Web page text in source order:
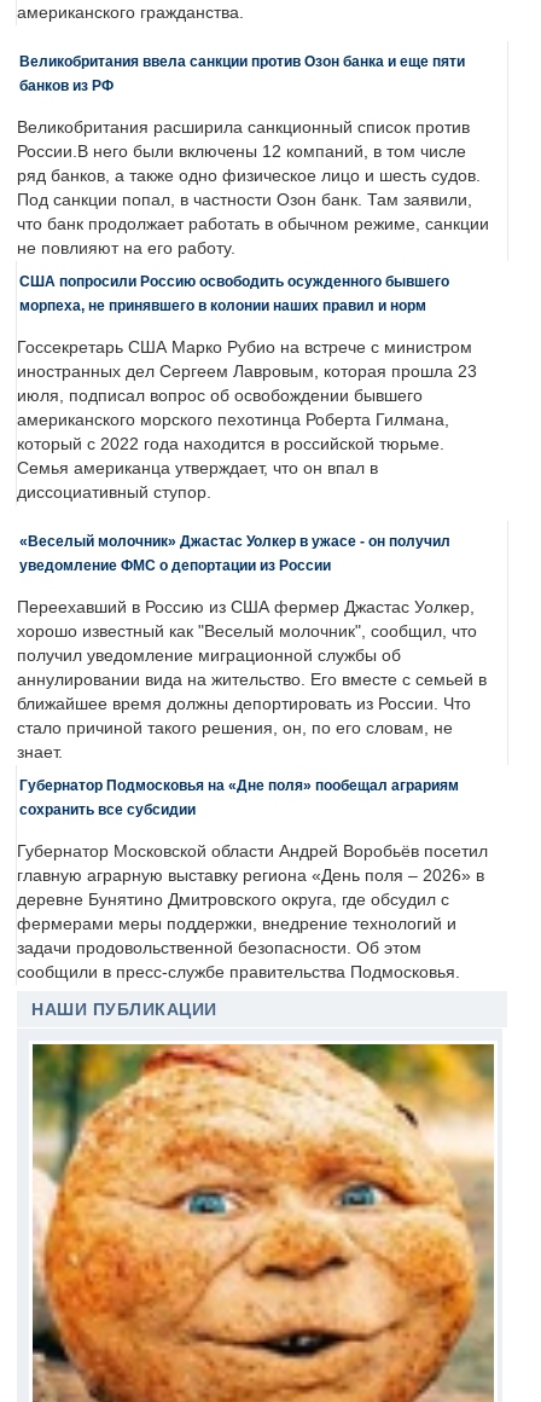
американского гражданства.
Великобритания ввела санкции против Озон банка и еще пяти
банков из РФ
Великобритания расширила санкционный список против
России.В него были включены 12 компаний, в том числе
ряд банков, а также одно физическое лицо и шесть судов.
Под санкции попал, в частности Озон банк. Там заявили,
что банк продолжает работать в обычном режиме, санкции
не повлияют на его работу.
США попросили Россию освободить осужденного бывшего
морпеха, не принявшего в колонии наших правил и норм
Госсекретарь США Марко Рубио на встрече с министром
иностранных дел Сергеем Лавровым, которая прошла 23
июля, подписал вопрос об освобождении бывшего
американского морского пехотинца Роберта Гилмана,
который с 2022 года находится в российской тюрьме.
Семья американца утверждает, что он впал в
диссоциативный ступор.
«Веселый молочник» Джастас Уолкер в ужасе - он получил
уведомление ФМС о депортации из России
Переехавший в Россию из США фермер Джастас Уолкер,
хорошо известный как "Веселый молочник", сообщил, что
получил уведомление миграционной службы об
аннулировании вида на жительство. Его вместе с семьей в
ближайшее время должны депортировать из России. Что
стало причиной такого решения, он, по его словам, не
знает.
Губернатор Подмосковья на «Дне поля» пообещал аграриям
сохранить все субсидии
Губернатор Московской области Андрей Воробьёв посетил
главную аграрную выставку региона «День поля – 2026» в
деревне Бунятино Дмитровского округа, где обсудил с
фермерами меры поддержки, внедрение технологий и
задачи продовольственной безопасности. Об этом
сообщили в пресс-службе правительства Подмосковья.
НАШИ ПУБЛИКАЦИИ